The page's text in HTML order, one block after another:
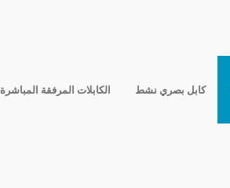
كابل بصري نشط الكابلات المرفقة المباشرة